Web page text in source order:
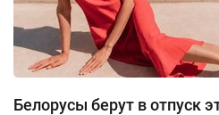
Белорусы берут в отпуск